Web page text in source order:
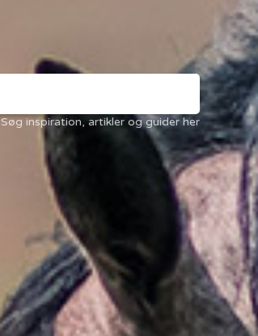
Søg inspiration, artikler og guider her